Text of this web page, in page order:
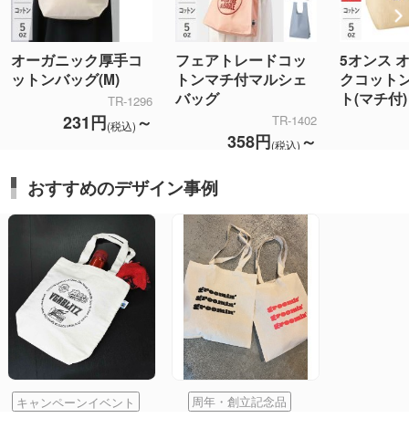
オーガニック厚手コ
ットンバッグ(M)
TR-1296
231円(税込) ～
フェアトレードコッ
トンマチ付マルシェ
バッグ
TR-1402
358円(税込) ～
5オンス
クコット
ト(マチ付)
おすすめのデザイン事例
キャンペーンイベント 周年・創立記念品